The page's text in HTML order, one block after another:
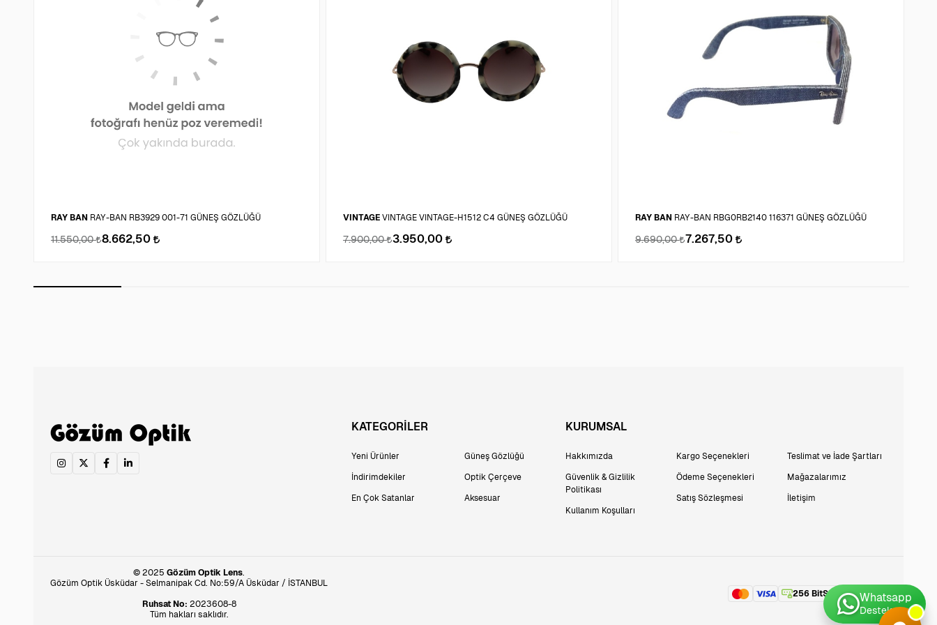
RAY BAN RAY-BAN RB3929 001-71 GÜNEŞ GÖZLÜĞÜ
11.550,00 8.662,50
VINTAGE VINTAGE VINTAGE-H1512 C4 GÜNEŞ GÖZLÜĞÜ
7.900,00 3.950,00
RAY BAN RAY-BAN RBG0RB2140 116371 GÜNEŞ GÖZLÜĞÜ
9.690,00 7.267,50
Whatsapp
Destek
KATEGORİLER
Yeni Ürünler
İndirimdekiler
En Çok Satanlar
Güneş Gözlüğü
Optik Çerçeve
Aksesuar
KURUMSAL
Hakkımızda
Güvenlik & Gizlilik
Politikası
Kullanım Koşulları
Kargo Seçenekleri
Ödeme Seçenekleri
Satış Sözleşmesi
Teslimat ve İade Şartları
Mağazalarımız
İletişim
256 BitSSL Encryption
© 2025 Gözüm Optik Lens.
Gözüm Optik Üsküdar - Selmanipak Cd. No:59/A Üsküdar / İSTANBUL
Ruhsat No: 2023608-8
Tüm hakları saklıdır.